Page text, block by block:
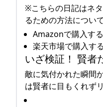
※こちらの日記はネ
るための方法につい
Amazonで購入する
楽天市場で購入する
いざ検証！ 賢者
敵に気付かれた瞬間
は賢者に目もくれず